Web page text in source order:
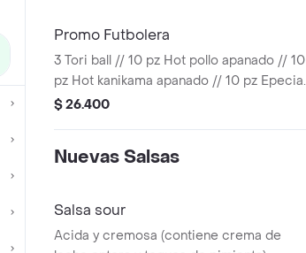
Promo Futbolera
3 Tori ball // 10 pz Hot pollo apanado // 10
pz Hot kanikama apanado // 10 pz Epecial
pollo palta // 10 pz special camarón
$ 26.400
Nuevas Salsas
Salsa sour
Acida y cremosa (contiene crema de